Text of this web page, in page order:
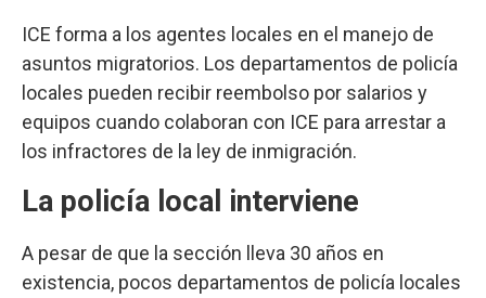
ICE forma a los agentes locales en el manejo de
asuntos migratorios. Los departamentos de policía
locales pueden recibir reembolso por salarios y
equipos cuando colaboran con ICE para arrestar a
los infractores de la ley de inmigración.
La policía local interviene
A pesar de que la sección lleva 30 años en
existencia, pocos departamentos de policía locales